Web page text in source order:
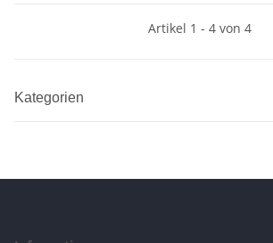
Artikel 1 - 4 von 4
Kategorien